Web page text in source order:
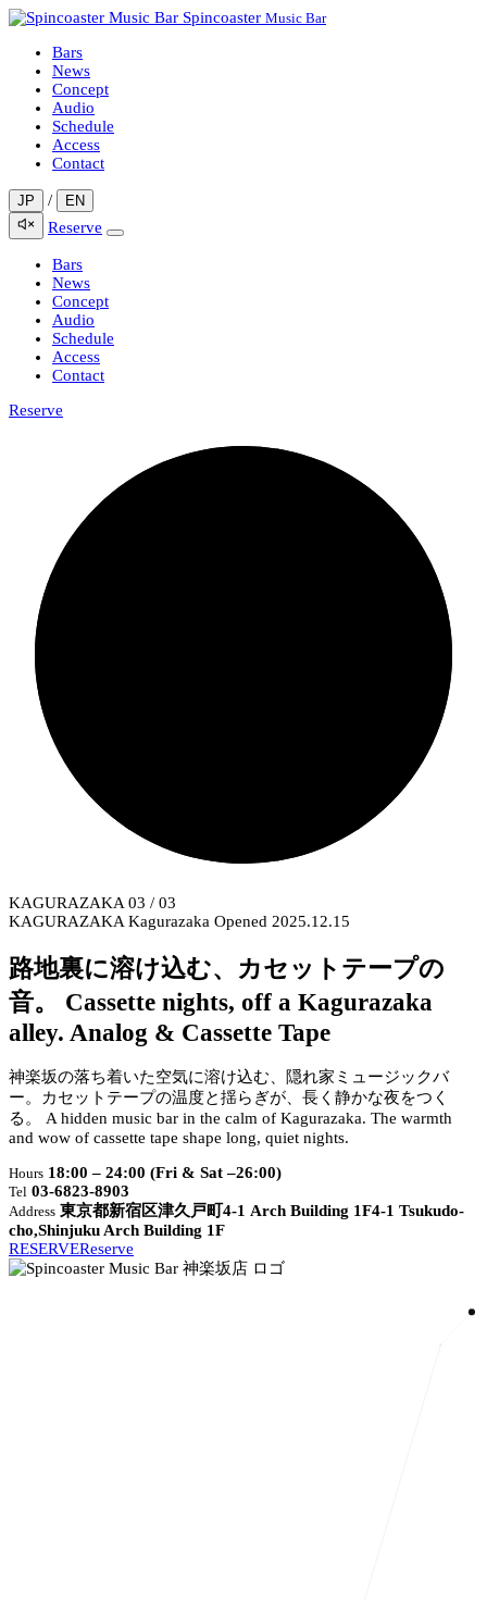
Spincoaster Music Bar
Bars
News
Concept
Audio
Schedule
Access
Contact
JP / EN
Reserve
Bars
News
Concept
Audio
Schedule
Access
Contact
Reserve
KAGURAZAKA 03 / 03
KAGURAZAKA Kagurazaka Opened 2025.12.15
路地裏に溶け込む、カセットテープの
音。
Cassette nights, off a Kagurazaka
alley. Analog & Cassette Tape
神楽坂の落ち着いた空気に溶け込む、隠れ家ミュージックバ
ー。カセットテープの温度と揺らぎが、長く静かな夜をつく
る。
A hidden music bar in the calm of Kagurazaka. The warmth
and wow of cassette tape shape long, quiet nights.
Hours 18:00 – 24:00 (Fri & Sat –26:00)
Tel 03-6823-8903
Address 東京都新宿区津久戸町4-1 Arch Building 1F4-1 Tsukudo-
cho,Shinjuku Arch Building 1F
RESERVEReserve